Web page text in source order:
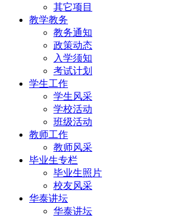
其它项目
教学教务
教务通知
政策动态
入学须知
考试计划
学生工作
学生风采
学校活动
班级活动
教师工作
教师风采
毕业生专栏
毕业生照片
校友风采
华泰讲坛
华泰讲坛